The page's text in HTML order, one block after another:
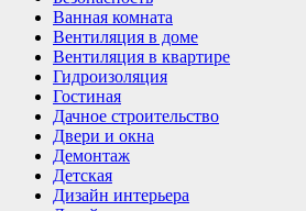
Ванная комната
Вентиляция в доме
Вентиляция в квартире
Гидроизоляция
Гостиная
Дачное строительство
Двери и окна
Демонтаж
Детская
Дизайн интерьера